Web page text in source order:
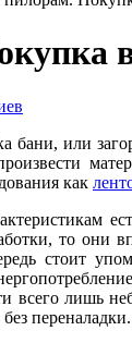
бани, или
как
то они
стоит
всего лишь
переналадки.